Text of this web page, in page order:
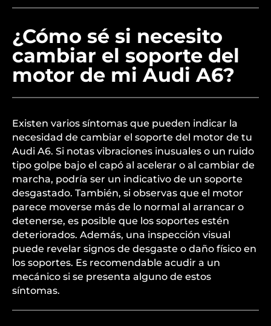
¿Cómo sé si necesito
cambiar el soporte del
motor de mi Audi A6?
Existen varios síntomas que pueden indicar la
necesidad de cambiar el soporte del motor de tu
Audi A6. Si notas vibraciones inusuales o un ruido
tipo golpe bajo el capó al acelerar o al cambiar de
marcha, podría ser un indicativo de un soporte
desgastado. También, si observas que el motor
parece moverse más de lo normal al arrancar o
detenerse, es posible que los soportes estén
deteriorados. Además, una inspección visual
puede revelar signos de desgaste o daño físico en
los soportes. Es recomendable acudir a un
mecánico si se presenta alguno de estos
síntomas.